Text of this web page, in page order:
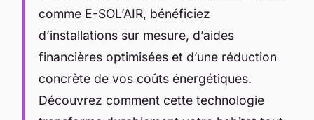
comme E-SOL’AIR, bénéficiez
d’installations sur mesure, d’aides
financières optimisées et d’une réduction
concrète de vos coûts énergétiques.
Découvrez comment cette technologie